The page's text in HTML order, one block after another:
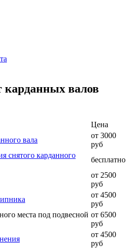
валов
Цена
вала
от 3000
руб
снятого карданного
бесплатно
от 2500
руб
от 4500
руб
места под подвесной от 6500
руб
от 4500
руб